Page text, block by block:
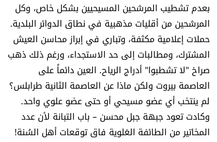
اقرأ تضحك
كاميرا
سجالات
صحّة وصحن
الرياضة
بعدم تشطيب المرشحين المسيحيين بشكل خاص، وكل
المرشحين من أقليات مذهبية في نطاق الدوائر البلدية.
حملات إعلامية مكثفة، وتباري في إبراز محاسن العيش
المشترك، ومطالبات إلى حد الاستجداء، ورغم ذلك ذهب
صراخ "لا تشطبوا" أدراج الرياح. العين دائماً على
العاصمة بيروت ولكن ماذا عن العاصمة الثانية طرابلس؟
لم ينتخب أي عضو مسيحي أو حتى عضو علوي واحد.
وكادت تعود جبهة جبل محسن – باب التبانة لأن عدد
المخاتير من الطائفة العَلوية فاق توقعات أهل السُنة!